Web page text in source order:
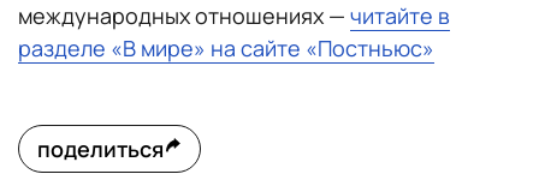
международных отношениях — читайте в
разделе «В мире» на сайте «Постньюс»
поделиться